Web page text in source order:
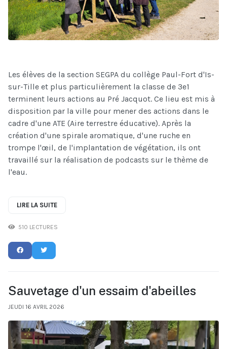
Les élèves de la section SEGPA du collège Paul-Fort d'Is-
sur-Tille et plus particulièrement la classe de 3e1
terminent leurs actions au Pré Jacquot. Ce lieu est mis à
disposition par la ville pour mener des actions dans le
cadre d'une ATE (Aire terrestre éducative). Après la
création d'une spirale aromatique, d'une ruche en
trompe l'œil, de l'implantation de végétation, ils ont
travaillé sur la réalisation de podcasts sur le thème de
l'eau.
LIRE LA SUITE
510 LECTURES
Sauvetage d'un essaim d'abeilles
JEUDI 16 AVRIL 2026